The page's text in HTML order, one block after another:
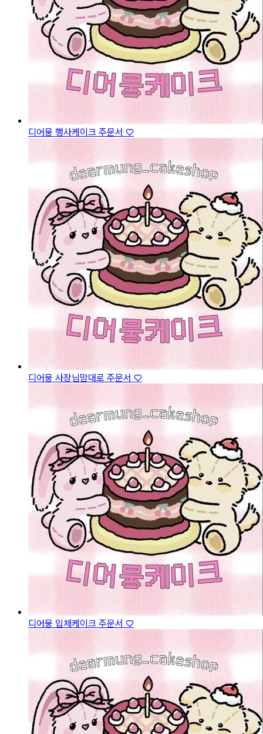
디어뭉 행사케이크 주문서 ♡
디어뭉 사장님맘대로 주문서 ♡
디어뭉 입체케이크 주문서 ♡